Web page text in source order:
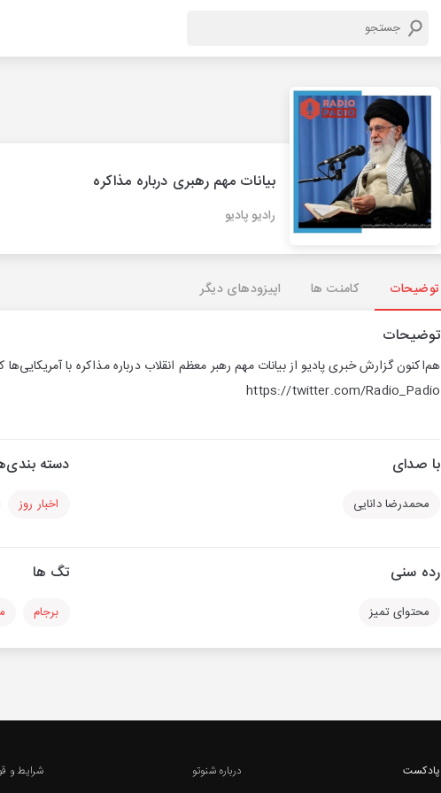
بیانات مهم رهبری درباره مذاکره
رادیو پادیو
توضیحات کامنت ها اپیزودهای دیگر
توضیحات
https://twitter.com/Radio_Padio
با صدای
محمدرضا دانایی
دسته
اخبار روز
رده سنی
محتوای تمیز
تگ ها
برجام
پادکست
درباره شنوتو
شرایط و